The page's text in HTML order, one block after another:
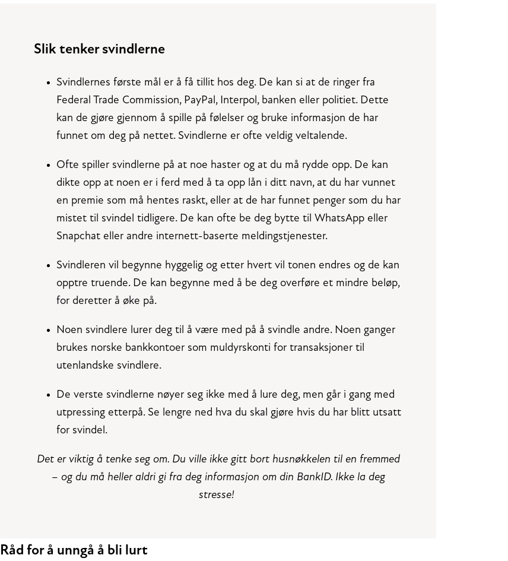
Slik tenker svindlerne
Svindlernes første mål er å få tillit hos deg. De kan si at de ringer fra
Federal Trade Commission, PayPal, Interpol, banken eller politiet. Dette
kan de gjøre gjennom å spille på følelser og bruke informasjon de har
funnet om deg på nettet. Svindlerne er ofte veldig veltalende.
Ofte spiller svindlerne på at noe haster og at du må rydde opp. De kan
dikte opp at noen er i ferd med å ta opp lån i ditt navn, at du har vunnet
en premie som må hentes raskt, eller at de har funnet penger som du har
mistet til svindel tidligere. De kan ofte be deg bytte til WhatsApp eller
Snapchat eller andre internett-baserte meldingstjenester.
Svindleren vil begynne hyggelig og etter hvert vil tonen endres og de kan
opptre truende. De kan begynne med å be deg overføre et mindre beløp,
for deretter å øke på.
Noen svindlere lurer deg til å være med på å svindle andre. Noen ganger
brukes norske bankkontoer som muldyrskonti for transaksjoner til
utenlandske svindlere.
De verste svindlerne nøyer seg ikke med å lure deg, men går i gang med
utpressing etterpå. Se lengre ned hva du skal gjøre hvis du har blitt utsatt
for svindel.
Det er viktig å tenke seg om. Du ville ikke gitt bort husnøkkelen til en fremmed
– og du må heller aldri gi fra deg informasjon om din BankID. Ikke la deg
stresse!
Råd for å unngå å bli lurt